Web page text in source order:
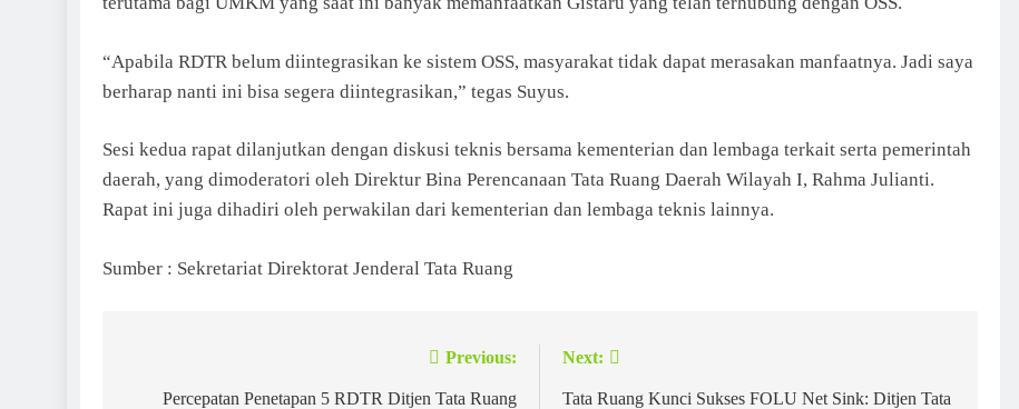
“Apabila RDTR belum diintegrasikan ke sistem OSS, masyarakat tidak dapat merasakan manfaatnya. Jadi saya
berharap nanti ini bisa segera diintegrasikan,” tegas Suyus.
Sesi kedua rapat dilanjutkan dengan diskusi teknis bersama kementerian dan lembaga terkait serta pemerintah
daerah, yang dimoderatori oleh Direktur Bina Perencanaan Tata Ruang Daerah Wilayah I, Rahma Julianti.
Rapat ini juga dihadiri oleh perwakilan dari kementerian dan lembaga teknis lainnya.
Sumber : Sekretariat Direktorat Jenderal Tata Ruang
Previous:
Percepatan Penetapan 5 RDTR Ditjen Tata Ruang
Next:
Tata Ruang Kunci Sukses FOLU Net Sink: Ditjen Tata